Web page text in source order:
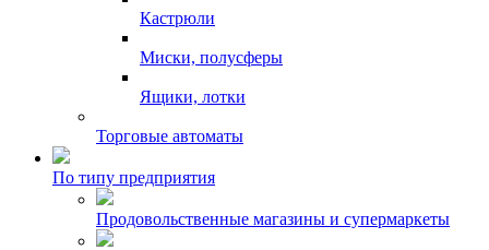
Кастрюли
Миски, полусферы
Ящики, лотки
Торговые автоматы
По типу предприятия
Продовольственные магазины и супермаркеты